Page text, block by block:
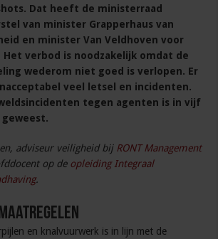
Dat heeft de ministerraad
van minister Grapperhaus van
en minister Van Veldhoven voor
Het verbod is noodzakelijk omdat de
wederom niet goed is verlopen. Er
veel letsel en incidenten.
tegen agenten is in vijf
adviseur veiligheid bij RONT Management
op de opleiding Integraal
.
en knalvuurwerk is in lijn met de